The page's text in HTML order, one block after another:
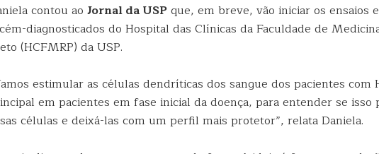
contou ao Jornal da USPque, em breve, vão iniciar os ensaios
diagnosticados do Hospital das Clínicas da Faculdade de
(HCFMRP) da USP.
estimular as células dendríticas dos sangue dos pacientes com
em pacientes em fase inicial da doença, para entender se isso
células e deixá-las com um perfil mais protetor”, relata Daniela.